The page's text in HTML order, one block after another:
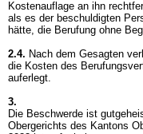
Kostenauflage an ihn
als es der beschuldigten
hätte, die Berufung ohne
2.4. Nach dem Gesagten
die Kosten des
auferlegt.
3.
Die Beschwerde ist
Obergerichts des Kantons